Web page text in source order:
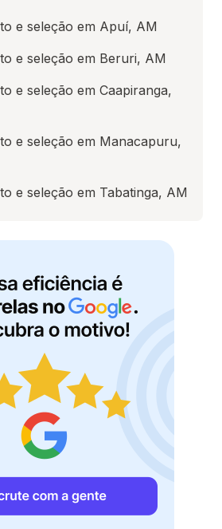
e seleção em Apuí, AM
e seleção em Beruri, AM
e seleção em Caapiranga,
e seleção em Manacapuru,
e seleção em Tabatinga, AM